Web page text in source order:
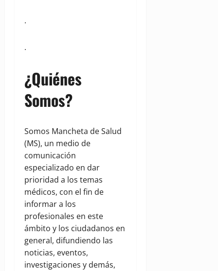
.
.
¿Quiénes
Somos?
Somos Mancheta de Salud
(MS), un medio de
comunicación
especializado en dar
prioridad a los temas
médicos, con el fin de
informar a los
profesionales en este
ámbito y los ciudadanos en
general, difundiendo las
noticias, eventos,
investigaciones y demás,